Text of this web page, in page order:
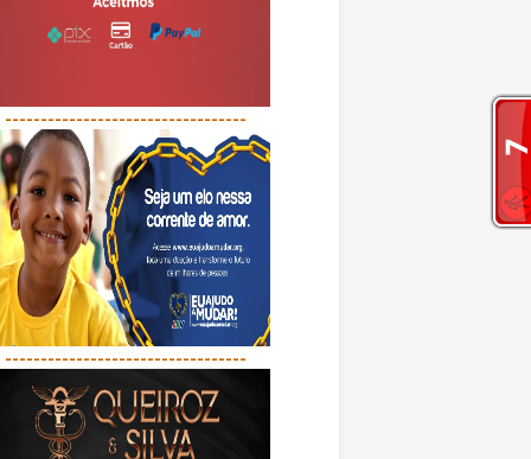
----------------------------------
----------------------------------